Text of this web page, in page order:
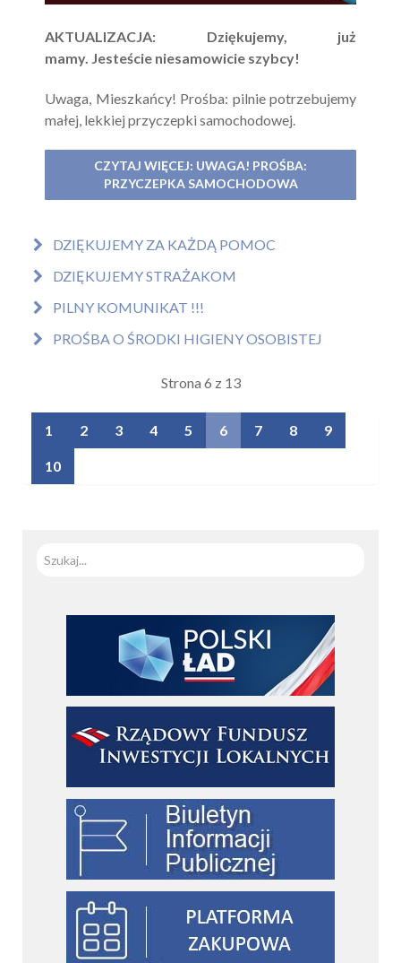
AKTUALIZACJA: Dziękujemy, już
mamy. Jesteście niesamowicie szybcy!
Uwaga, Mieszkańcy! Prośba: pilnie potrzebujemy
małej, lekkiej przyczepki samochodowej.
CZYTAJ WIĘCEJ: UWAGA! PROŚBA:
PRZYCZEPKA SAMOCHODOWA
DZIĘKUJEMY ZA KAŻDĄ POMOC
DZIĘKUJEMY STRAŻAKOM
PILNY KOMUNIKAT !!!
PROŚBA O ŚRODKI HIGIENY OSOBISTEJ
Strona 6 z 13
1 2 3 4 5 6 7 8 9
10